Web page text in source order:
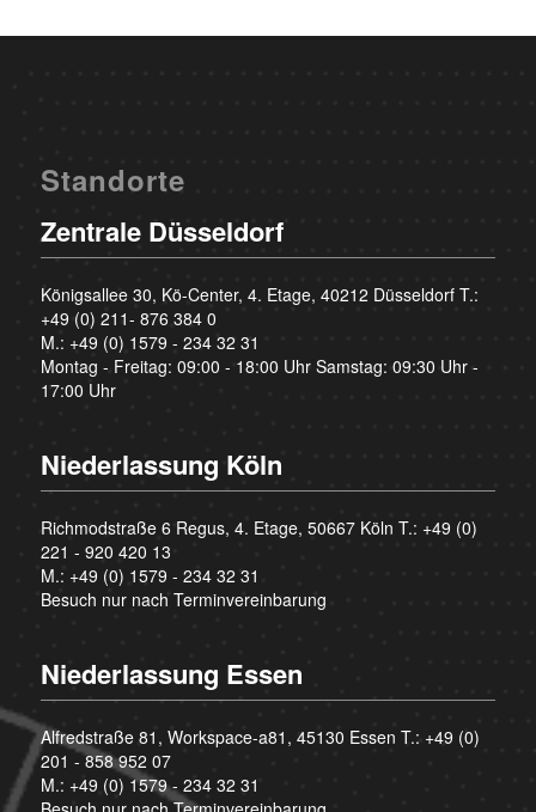
Standorte
Zentrale Düsseldorf
Königsallee 30, Kö-Center, 4. Etage, 40212 Düsseldorf T.:
+49 (0) 211- 876 384 0
M.: +49 (0) 1579 - 234 32 31
Montag - Freitag: 09:00 - 18:00 Uhr Samstag: 09:30 Uhr -
17:00 Uhr
Niederlassung Köln
Richmodstraße 6 Regus, 4. Etage, 50667 Köln T.: +49 (0)
221 - 920 420 13
M.: +49 (0) 1579 - 234 32 31
Besuch nur nach Terminvereinbarung
Niederlassung Essen
Alfredstraße 81, Workspace-a81, 45130 Essen T.: +49 (0)
201 - 858 952 07
M.: +49 (0) 1579 - 234 32 31